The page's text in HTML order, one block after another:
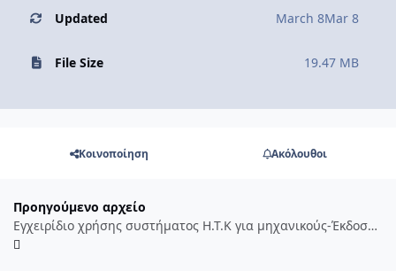
Updated March 8Mar 8
File Size 19.47 MB
Κοινοποίηση Ακόλουθοι
Προηγούμενο αρχείο
Εγχειρίδιο χρήσης συστήματος Η.Τ.Κ για μηχανικούς-Έκδοση 1 (Δεκέμβριος 2020)